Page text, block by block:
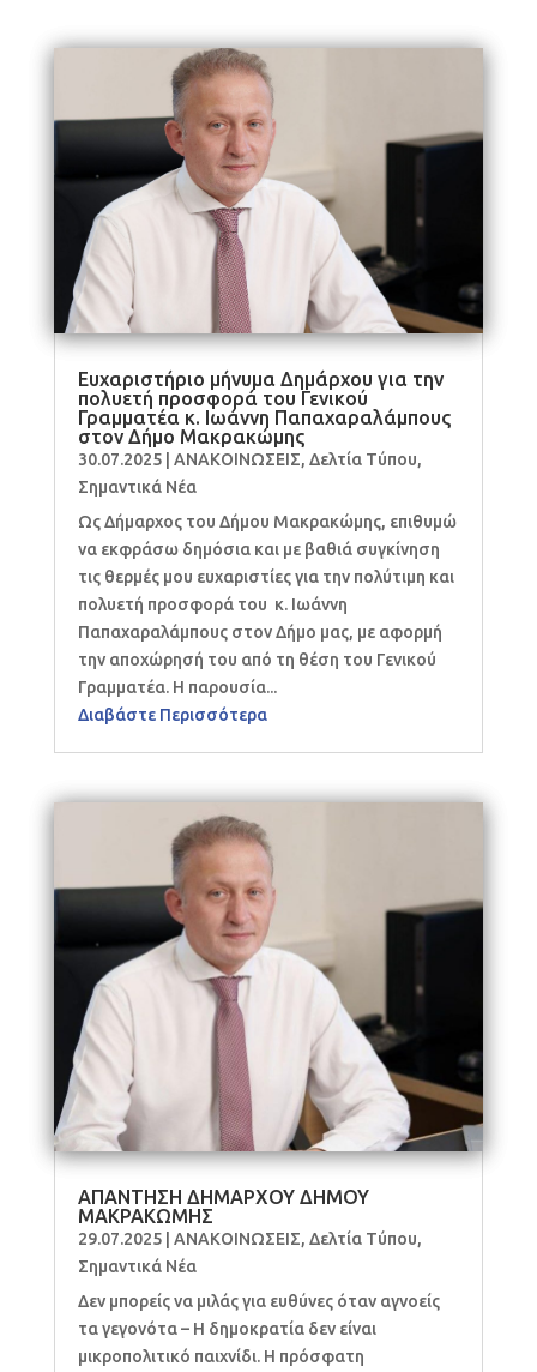
Ευχαριστήριo μήνυμα Δημάρχου για την
πολυετή προσφορά του Γενικού
Γραμματέα κ. Ιωάννη Παπαχαραλάμπους
στον Δήμο Μακρακώμης
30.07.2025| ΑΝΑΚΟΙΝΩΣΕΙΣ, Δελτία Τύπου,
Σημαντικά Νέα
Ως Δήμαρχος του Δήμου Μακρακώμης, επιθυμώ
να εκφράσω δημόσια και με βαθιά συγκίνηση
τις θερμές μου ευχαριστίες για την πολύτιμη και
πολυετή προσφορά του κ. Ιωάννη
Παπαχαραλάμπους στον Δήμο μας, με αφορμή
την αποχώρησή του από τη θέση του Γενικού
Γραμματέα. Η παρουσία...
Διαβάστε Περισσότερα
ΑΠΑΝΤΗΣΗ ΔΗΜΑΡΧΟΥ ΔΗΜΟΥ
ΜΑΚΡΑΚΩΜΗΣ
29.07.2025| ΑΝΑΚΟΙΝΩΣΕΙΣ, Δελτία Τύπου,
Σημαντικά Νέα
Δεν μπορείς να μιλάς για ευθύνες όταν αγνοείς
τα γεγονότα – Η δημοκρατία δεν είναι
μικροπολιτικό παιχνίδι. Η πρόσφατη